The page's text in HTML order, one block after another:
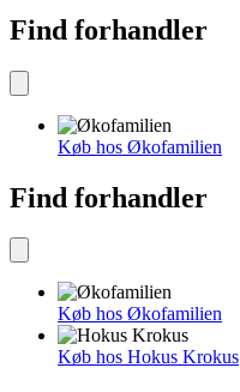
Find forhandler
Køb hos Økofamilien
Find forhandler
Køb hos Økofamilien
Køb hos Hokus Krokus